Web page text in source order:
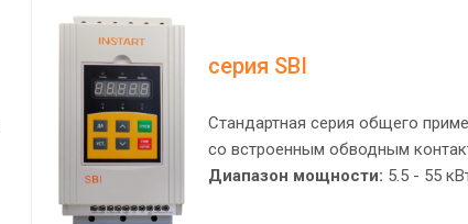
серия SBI
Стандартная серия общего
со встроенным обводным
Диапазон мощности: 5.5 - 55